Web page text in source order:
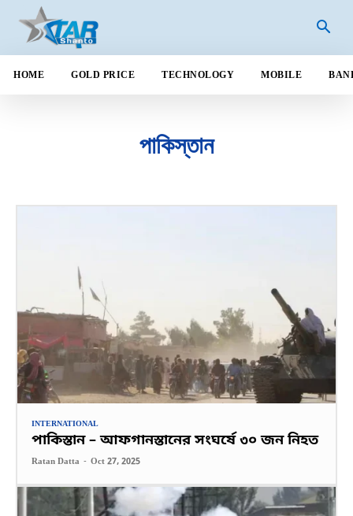
HOME GOLD PRICE TECHNOLOGY MOBILE
পাকিস্তান
INTERNATIONAL
পাকিস্তান – আফগানস্তানের সংঘর্ষে ৩০ জন নিহত
Ratan Datta - Oct 27, 2025